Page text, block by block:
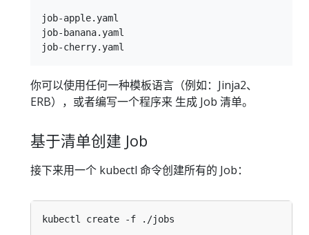
job-apple.yaml
job-banana.yaml
你可以使用任何一种模板语言（例如：Jinja2、
ERB），或者编写一个程序来 生成 Job 清单。
基于清单创建 Job
接下来用一个 kubectl 命令创建所有的 Job：